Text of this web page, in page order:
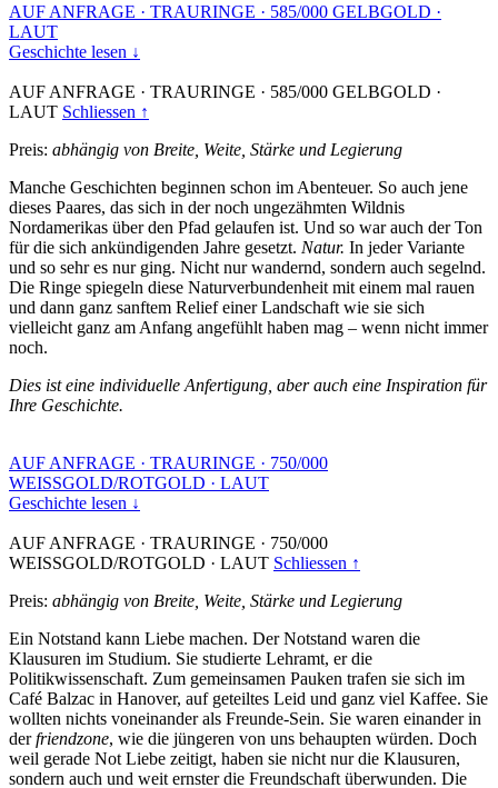
AUF ANFRAGE · TRAURINGE · 585/000 GELBGOLD ·
LAUT
Geschichte lesen ↓
AUF ANFRAGE · TRAURINGE · 585/000 GELBGOLD ·
LAUT Schliessen ↑
Preis: abhängig von Breite, Weite, Stärke und Legierung
Manche Geschichten beginnen schon im Abenteuer. So auch jene
dieses Paares, das sich in der noch ungezähmten Wildnis
Nordamerikas über den Pfad gelaufen ist. Und so war auch der Ton
für die sich ankündigenden Jahre gesetzt. Natur. In jeder Variante
und so sehr es nur ging. Nicht nur wandernd, sondern auch segelnd.
Die Ringe spiegeln diese Naturverbundenheit mit einem mal rauen
und dann ganz sanftem Relief einer Landschaft wie sie sich
vielleicht ganz am Anfang angefühlt haben mag – wenn nicht immer
noch.
Dies ist eine individuelle Anfertigung, aber auch eine Inspiration für
Ihre Geschichte.
AUF ANFRAGE · TRAURINGE · 750/000
WEISSGOLD/ROTGOLD · LAUT
Geschichte lesen ↓
AUF ANFRAGE · TRAURINGE · 750/000
WEISSGOLD/ROTGOLD · LAUT Schliessen ↑
Preis: abhängig von Breite, Weite, Stärke und Legierung
Ein Notstand kann Liebe machen. Der Notstand waren die
Klausuren im Studium. Sie studierte Lehramt, er die
Politikwissenschaft. Zum gemeinsamen Pauken trafen sie sich im
Café Balzac in Hanover, auf geteiltes Leid und ganz viel Kaffee. Sie
wollten nichts voneinander als Freunde-Sein. Sie waren einander in
derfriendzone, wie die jüngeren von uns behaupten würden. Doch
weil gerade Not Liebe zeitigt, haben sie nicht nur die Klausuren,
sondern auch und weit ernster die Freundschaft überwunden. Die